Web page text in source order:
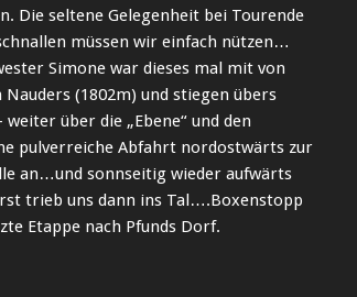
Die seltene Gelegenheit bei Tourende
müssen wir einfach nützen…
Simone war dieses mal mit von
(1802m) und stiegen übers
über die „Ebene“ und den
pulverreiche Abfahrt nordostwärts zur
an…und sonnseitig wieder aufwärts
trieb uns dann ins Tal….Boxenstopp
Etappe nach Pfunds Dorf.